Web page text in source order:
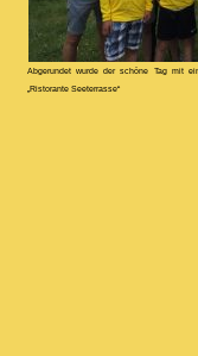
Abgerundet wurde der schöne Tag mit
„Ristorante Seeterrasse“